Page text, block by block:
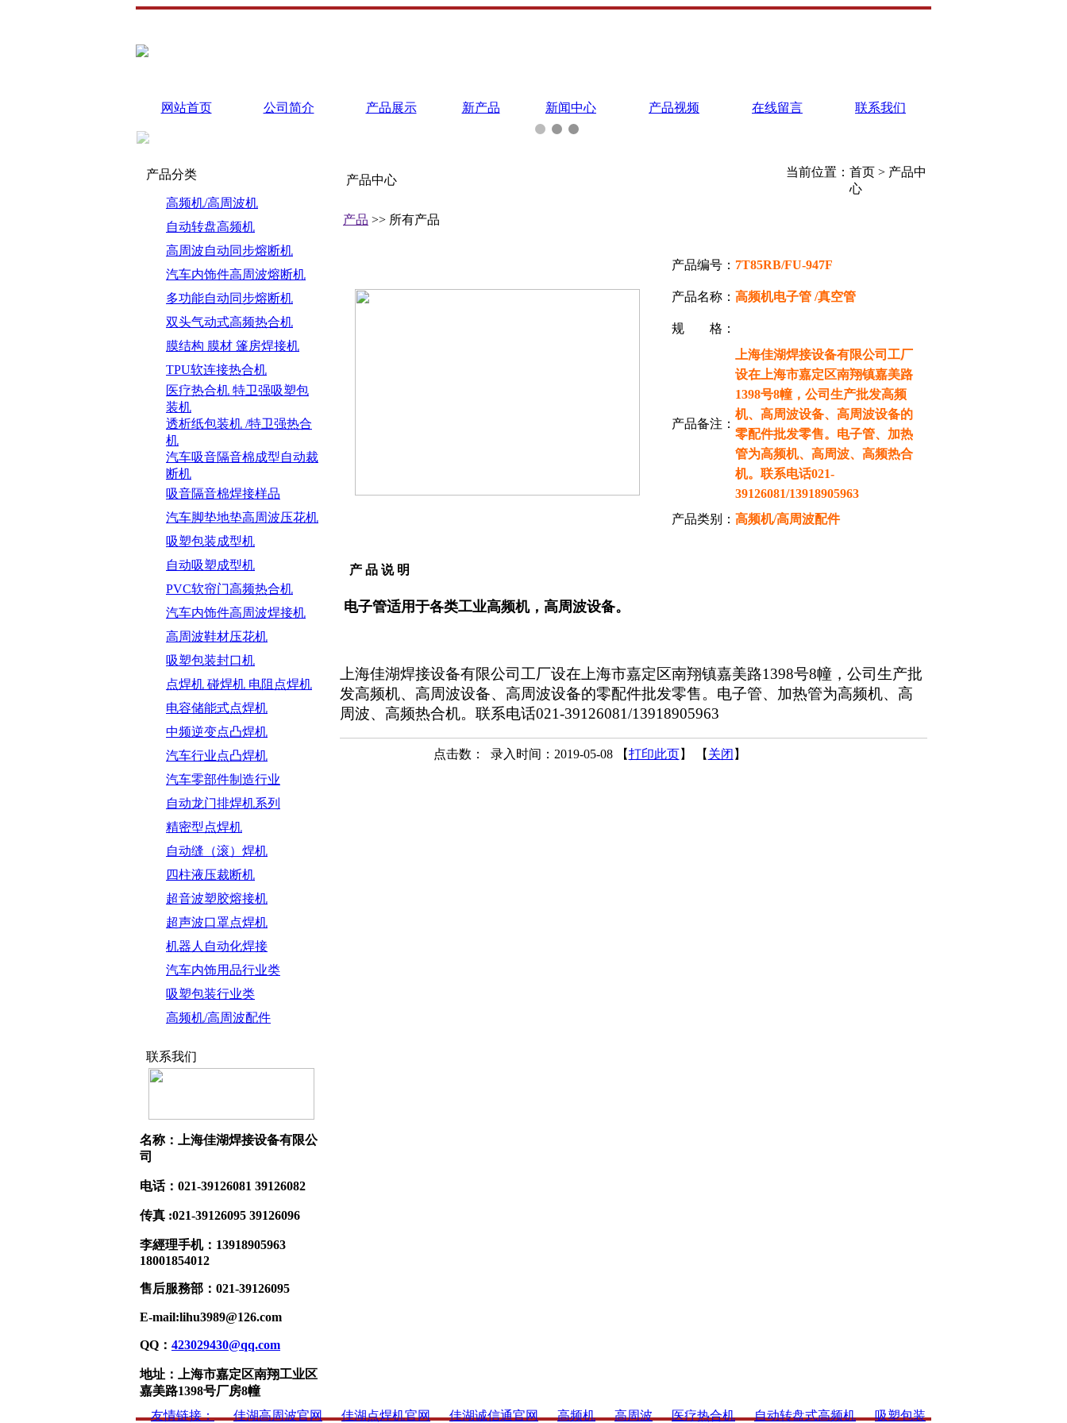
网站首页 公司简介 产品展示 新产品 新闻中心 产品视频 在线留言 联系我们
产品分类
高频机/高周波机
自动转盘高频机
高周波自动同步熔断机
汽车内饰件高周波熔断机
多功能自动同步熔断机
双头气动式高频热合机
膜结构 膜材 篷房焊接机
TPU软连接热合机
医疗热合机 特卫强吸塑包
装机
透析纸包装机 /特卫强热合
机
汽车吸音隔音棉成型自动裁
断机
吸音隔音棉焊接样品
汽车脚垫地垫高周波压花机
吸塑包装成型机
自动吸塑成型机
PVC软帘门高频热合机
汽车内饰件高周波焊接机
高周波鞋材压花机
吸塑包装封口机
点焊机 碰焊机 电阻点焊机
电容储能式点焊机
中频逆变点凸焊机
汽车行业点凸焊机
汽车零部件制造行业
自动龙门排焊机系列
精密型点焊机
自动缝（滚）焊机
四柱液压裁断机
超音波塑胶熔接机
超声波口罩点焊机
机器人自动化焊接
汽车内饰用品行业类
吸塑包装行业类
高频机/高周波配件
联系我们
名称：上海佳湖焊接设备有限公
司
电话：021-39126081 39126082
传真 :021-39126095 39126096
李經理手机：13918905963
18001854012
售后服務部：021-39126095
E-mail:lihu3989@126.com
QQ： 423029430@qq.com
地址：上海市嘉定区南翔工业区
嘉美路1398号厂房8幢
产品中心
当前位置：首页 > 产品中
心
产品 >> 所有产品
产品编号： 7T85RB/FU-947F
产品名称： 高频机电子管 /真空管
规 格：
产品备注：
上海佳湖焊接设备有限公司工厂
设在上海市嘉定区南翔镇嘉美路
1398号8幢，公司生产批发高频
机、高周波设备、高周波设备的
零配件批发零售。电子管、加热
管为高频机、高周波、高频热合
机。联系电话021-
39126081/13918905963
产品类别： 高频机/高周波配件
产 品 说 明
电子管适用于各类工业高频机，高周波设备。
上海佳湖焊接设备有限公司工厂设在上海市嘉定区南翔镇嘉美路1398号8幢，公司生产批
发高频机、高周波设备、高周波设备的零配件批发零售。电子管、加热管为高频机、高
周波、高频热合机。联系电话021-39126081/13918905963
点击数： 录入时间：2019-05-08 【打印此页】 【 关闭 】
友情链接： 佳湖高周波官网 佳湖点焊机官网 佳湖诚信通官网 高频机 高周波 医疗热合机 自动转盘式高频机 吸塑包装